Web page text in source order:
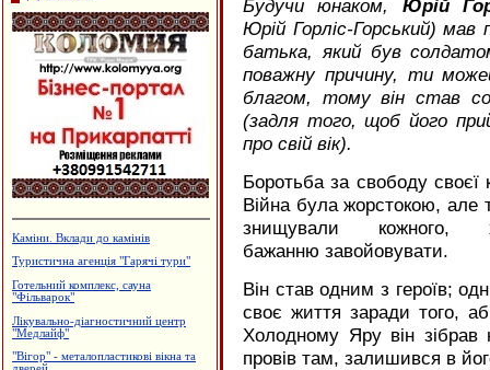
Утеплення та оздоблення будинків.
Пейнтбол
Приватна садиба "Царина"
Будучи юнаком,
Юрій
Юрій Горліс-Горський) мав
батька, який був
поважну причину, ти
благом, тому він став
(задля того, щоб його
про свій вік).
Боротьба за свободу
Війна була жорстокою, але
знищували
бажанню завойовувати.
Він став одним з героїв;
своє життя заради того,
Холодному Яру він зібрав
провів там, залишився в